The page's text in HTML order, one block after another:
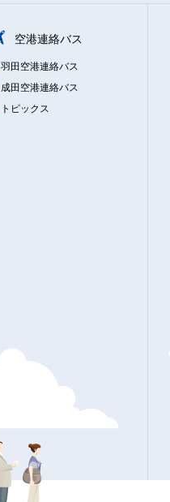
空港連絡バス
羽田空港連絡バス
成田空港連絡バス
トピックス